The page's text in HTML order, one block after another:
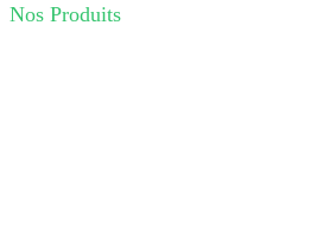
Nos Produits